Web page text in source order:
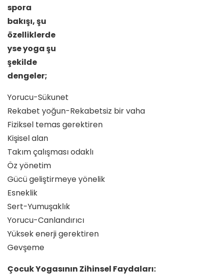
spora
bakışı, şu
özelliklerde
yse yoga şu
şekilde
dengeler;
Yorucu-Sükunet
Rekabet yoğun-Rekabetsiz bir vaha
Fiziksel temas gerektiren
Kişisel alan
Takım çalışması odaklı
Öz yönetim
Gücü geliştirmeye yönelik
Esneklik
Sert-Yumuşaklık
Yorucu-Canlandırıcı
Yüksek enerji gerektiren
Gevşeme
Çocuk Yogasının Zihinsel Faydaları: